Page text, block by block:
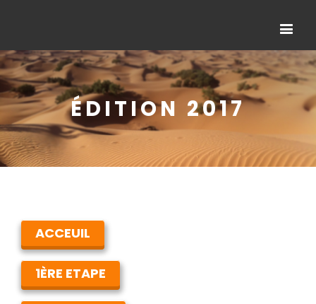
ÉDITION 2017
ACCEUIL
1ÈRE ETAPE